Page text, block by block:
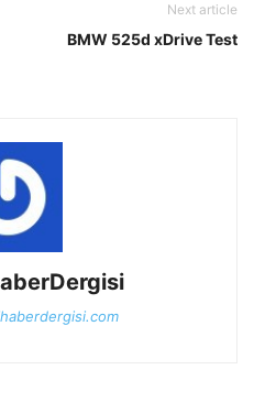
Next article
BMW 525d xDrive Test